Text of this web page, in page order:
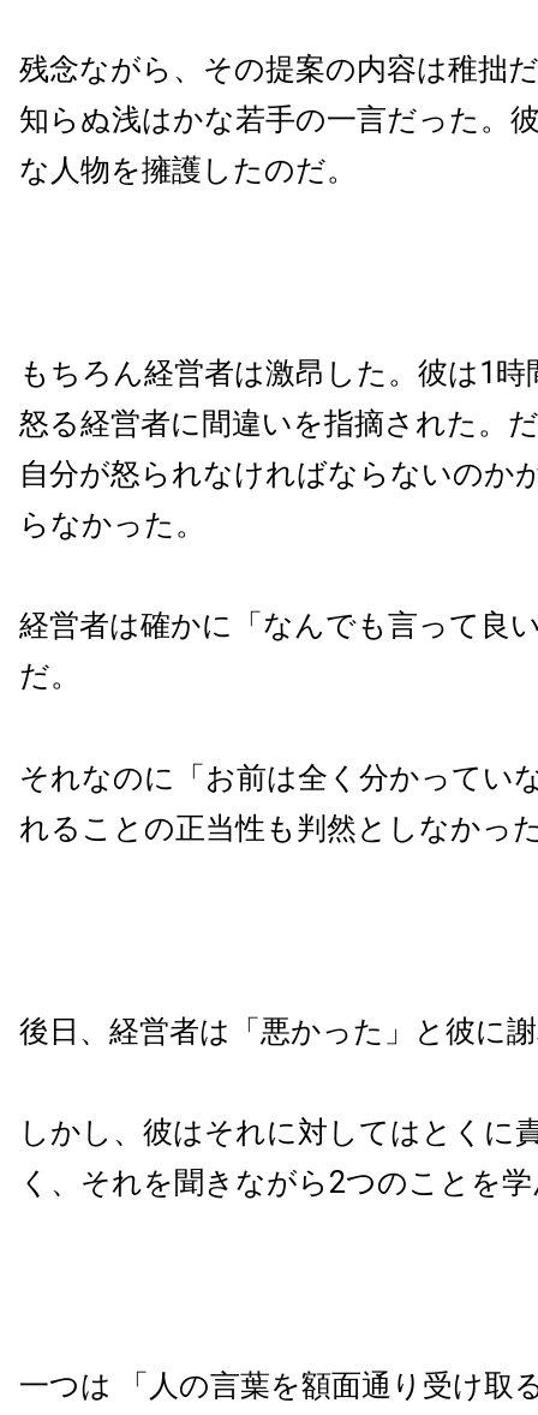
残念ながら、その提案の内容は稚拙
知らぬ浅はかな若手の一言だった。
な人物を擁護したのだ。
もちろん経営者は激昂した。彼は1
怒る経営者に間違いを指摘された。
自分が怒られなければならないのか
らなかった。
経営者は確かに「なんでも言って良
だ。
それなのに「お前は全く分かってい
れることの正当性も判然としなかっ
後日、経営者は「悪かった」と彼に
しかし、彼はそれに対してはとくに
く、それを聞きながら2つのことを
一つは 「人の言葉を額面通り受け取